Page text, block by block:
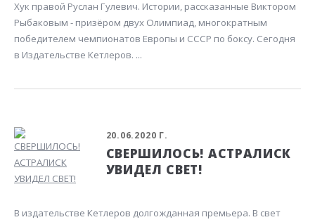
Хук правой Руслан Гулевич. Истории, рассказанные Виктором
Рыбаковым - призёром двух Олимпиад, многократным
победителем чемпионатов Европы и СССР по боксу. Сегодня
в Издательстве Кетлеров. ...
20.06.2020 Г.
СВЕРШИЛОСЬ! АСТРАЛИСК
УВИДЕЛ СВЕТ!
В издательстве Кетлеров долгожданная премьера. В свет